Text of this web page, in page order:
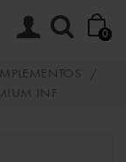
0
/
INF